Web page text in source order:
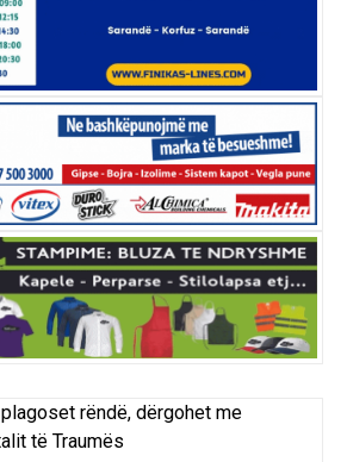
rëndë, dërgohet me
të Traumës